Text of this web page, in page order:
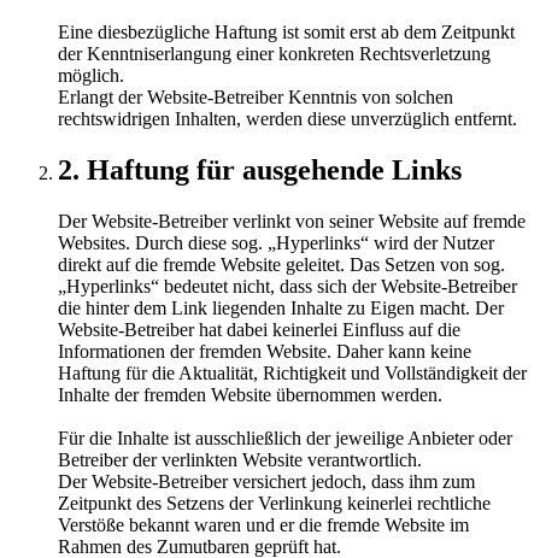
Eine diesbezügliche Haftung ist somit erst ab dem Zeitpunkt
der Kenntniserlangung einer konkreten Rechtsverletzung
möglich.
Erlangt der Website-Betreiber Kenntnis von solchen
rechtswidrigen Inhalten, werden diese unverzüglich entfernt.
2. Haftung für ausgehende Links
Der Website-Betreiber verlinkt von seiner Website auf fremde
Websites. Durch diese sog. „Hyperlinks“ wird der Nutzer
direkt auf die fremde Website geleitet. Das Setzen von sog.
„Hyperlinks“ bedeutet nicht, dass sich der Website-Betreiber
die hinter dem Link liegenden Inhalte zu Eigen macht. Der
Website-Betreiber hat dabei keinerlei Einfluss auf die
Informationen der fremden Website. Daher kann keine
Haftung für die Aktualität, Richtigkeit und Vollständigkeit der
Inhalte der fremden Website übernommen werden.
Für die Inhalte ist ausschließlich der jeweilige Anbieter oder
Betreiber der verlinkten Website verantwortlich.
Der Website-Betreiber versichert jedoch, dass ihm zum
Zeitpunkt des Setzens der Verlinkung keinerlei rechtliche
Verstöße bekannt waren und er die fremde Website im
Rahmen des Zumutbaren geprüft hat.